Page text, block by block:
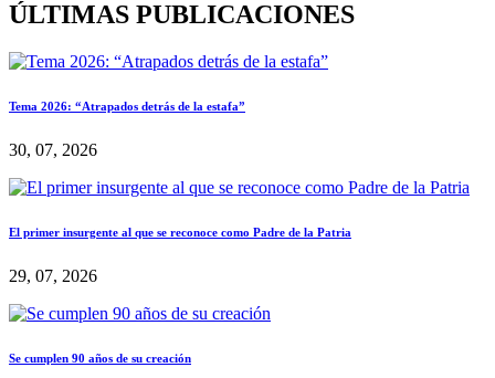
ÚLTIMAS PUBLICACIONES
Tema 2026: “Atrapados detrás de la estafa”
30, 07, 2026
El primer insurgente al que se reconoce como Padre de la Patria
29, 07, 2026
Se cumplen 90 años de su creación